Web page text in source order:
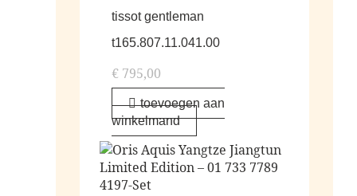
tissot gentleman
t165.807.11.041.00
€ 795,00
toevoegen aan
winkelmand